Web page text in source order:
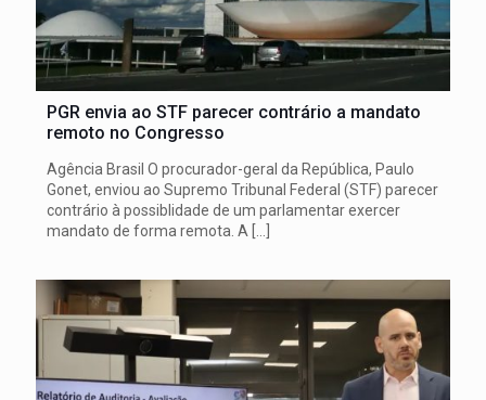
PGR envia ao STF parecer contrário a mandato
remoto no Congresso
Agência Brasil O procurador-geral da República, Paulo
Gonet, enviou ao Supremo Tribunal Federal (STF) parecer
contrário à possiblidade de um parlamentar exercer
mandato de forma remota. A